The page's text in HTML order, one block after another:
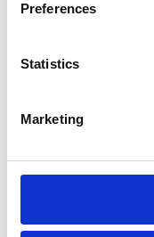
Preferences
Statistics
Marketing
Gli allievi del corso
Cinzia Campisano,
Gaggelli, Francesca
Ciampolini, Martina
Pippo Meo, Rita